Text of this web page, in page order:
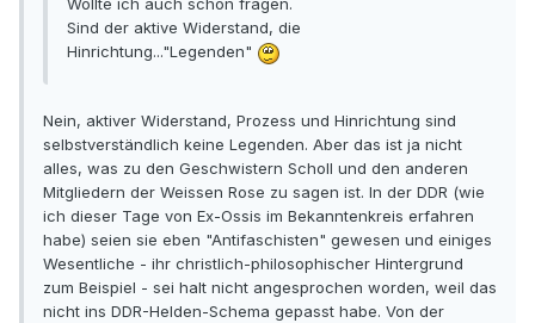
Wollte ich auch schon fragen.
Sind der aktive Widerstand, die
Hinrichtung..."Legenden"
Nein, aktiver Widerstand, Prozess und Hinrichtung sind
selbstverständlich keine Legenden. Aber das ist ja nicht
alles, was zu den Geschwistern Scholl und den anderen
Mitgliedern der Weissen Rose zu sagen ist. In der DDR (wie
ich dieser Tage von Ex-Ossis im Bekanntenkreis erfahren
habe) seien sie eben "Antifaschisten" gewesen und einiges
Wesentliche - ihr christlich-philosophischer Hintergrund
zum Beispiel - sei halt nicht angesprochen worden, weil das
nicht ins DDR-Helden-Schema gepasst habe. Von der